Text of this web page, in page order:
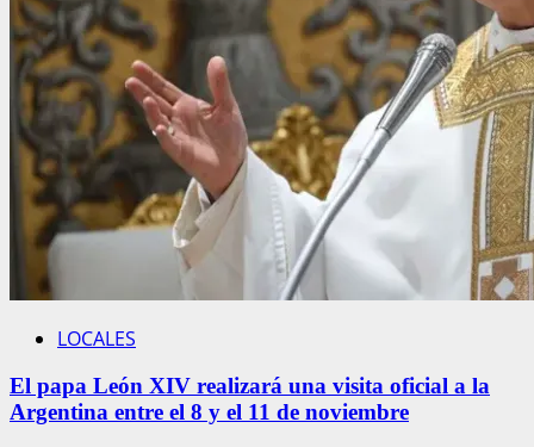
LOCALES
El papa León XIV realizará una visita oficial a la
Argentina entre el 8 y el 11 de noviembre